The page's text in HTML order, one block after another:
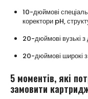
10-дюймові
коректори pH,
20-дюймові вузькі
20-дюймові широкі
5 моментів, які
замовити